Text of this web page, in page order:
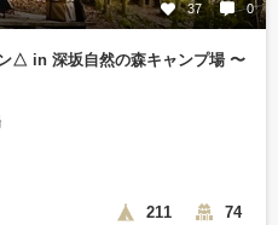
37 0
△ in 深坂自然の森キャンプ場 〜
211 74